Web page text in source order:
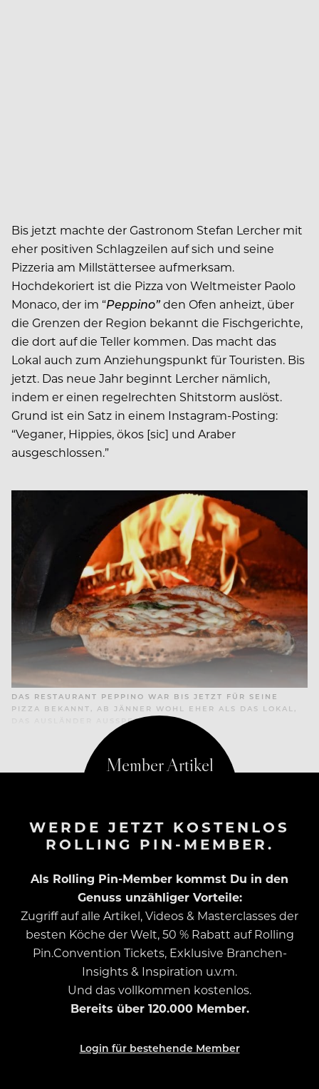
Bis jetzt machte der Gastronom Stefan Lercher mit
eher positiven Schlagzeilen auf sich und seine
Pizzeria am Millstättersee aufmerksam.
Hochdekoriert ist die Pizza von Weltmeister Paolo
Monaco, der im “Peppino”den Ofen anheizt, über
die Grenzen der Region bekannt die Fischgerichte,
die dort auf die Teller kommen. Das macht das
Lokal auch zum Anziehungspunkt für Touristen. Bis
jetzt. Das neue Jahr beginnt Lercher nämlich,
indem er einen regelrechten Shitstorm auslöst.
Grund ist ein Satz in einem Instagram-Posting:
“Veganer, Hippies, ökos [sic] und Araber
ausgeschlossen.”
DAS RESTAURANT PEPPINO WAR BIS JETZT FÜR SEINE
PIZZA BEKANNT, AB JÄNNER WOHL EHER ALS DAS LOKAL,
DAS AUSLÄNDER AUSSPERRT
WERDE JETZT KOSTENLOS
ROLLING PIN-MEMBER.
Als Rolling Pin-Member kommst Du in den
Genuss unzähliger Vorteile:
Zugriff auf alle Artikel, Videos & Masterclasses der
besten Köche der Welt, 50 % Rabatt auf Rolling
Pin.Convention Tickets, Exklusive Branchen-
Insights & Inspiration u.v.m.
Und das vollkommen kostenlos.
Bereits über 120.000 Member.
Login für bestehende Member